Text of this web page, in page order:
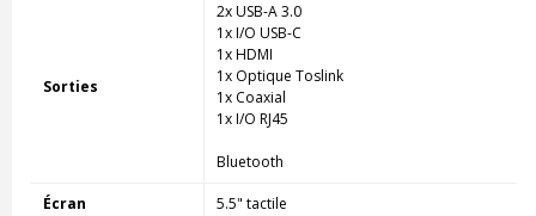
Sorties
2x USB-A 3.0
1x I/O USB-C
1x HDMI
1x Optique Toslink
1x Coaxial
1x I/O RJ45
Bluetooth
Écran 5.5" tactile